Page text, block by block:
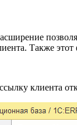
Также
клиента